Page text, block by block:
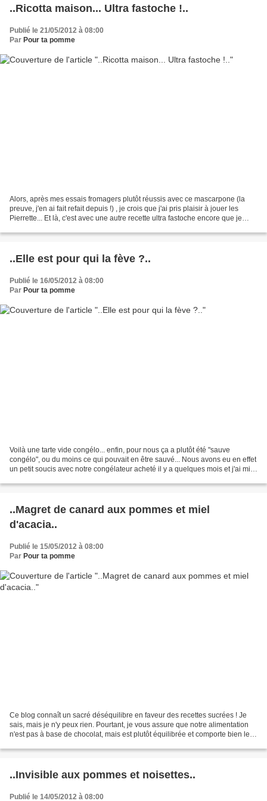
..Ricotta maison... Ultra fastoche !..
Publié le 21/05/2012 à 08:00
Par Pour ta pomme
Alors, après mes essais fromagers plutôt réussis avec ce mascarpone (la
preuve, j'en ai fait refait depuis !) , je crois que j'ai pris plaisir à jouer les
Pierrette... Et là, c'est avec une autre recette ultra fastoche encore que je
..Elle est pour qui la fève ?..
Publié le 16/05/2012 à 08:00
Par Pour ta pomme
Voilà une tarte vide congélo... enfin, pour nous ça a plutôt été "sauve
congélo", ou du moins ce qui pouvait en être sauvé... Nous avons eu en effet
un petit soucis avec notre congélateur acheté il y a quelques mois et j'ai mis
..Magret de canard aux pommes et miel
d'acacia..
Publié le 15/05/2012 à 08:00
Par Pour ta pomme
Ce blog connaît un sacré déséquilibre en faveur des recettes sucrées ! Je
sais, mais je n'y peux rien. Pourtant, je vous assure que notre alimentation
n'est pas à base de chocolat, mais est plutôt équilibrée et comporte bien les
..Invisible aux pommes et noisettes..
Publié le 14/05/2012 à 08:00